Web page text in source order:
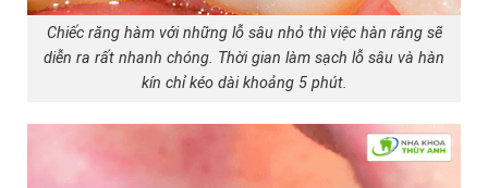
Chiếc răng hàm với những lỗ sâu nhỏ thì việc hàn răng sẽ
diễn ra rất nhanh chóng. Thời gian làm sạch lỗ sâu và hàn
kín chỉ kéo dài khoảng 5 phút.